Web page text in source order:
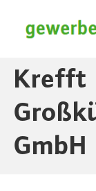
Krefft
GmbH